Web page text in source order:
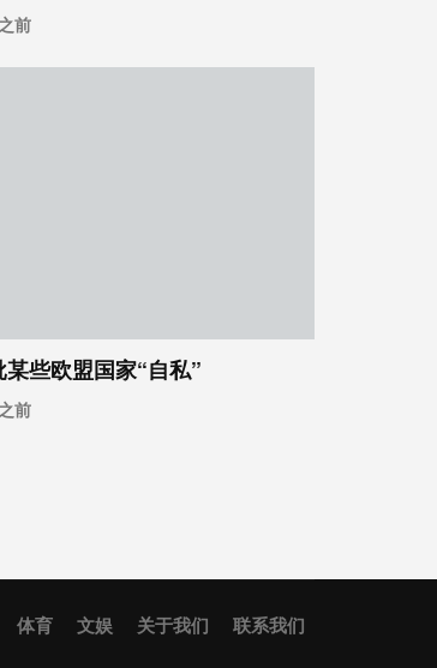
前
些欧盟国家“自私”
前
体育 文娱 关于我们 联系我们